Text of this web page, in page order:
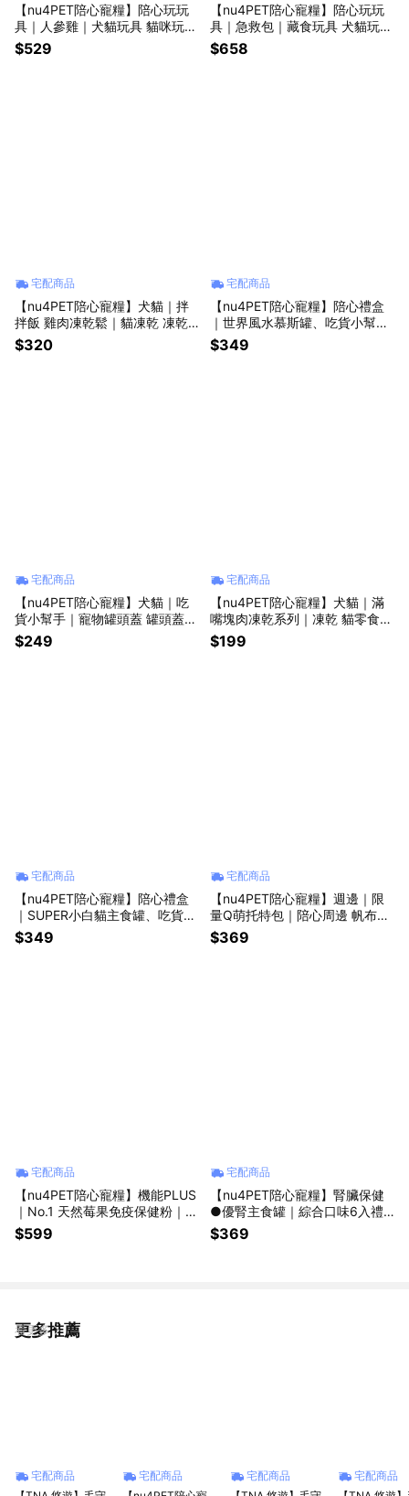
【nu4PET陪心寵糧】陪心玩玩
具｜人參雞｜犬貓玩具 貓咪玩具
狗狗玩具 寵物玩具 自嗨玩具 貓
玩具
$529
【nu4PET陪心寵糧】陪心玩玩
具｜急救包｜藏食玩具 犬貓玩具
貓咪玩具 狗狗玩具 寵物玩具 自
嗨玩具 貓玩具
$658
宅配商品
【nu4PET陪心寵糧】犬貓｜拌
拌飯 雞肉凍乾鬆｜貓凍乾 凍乾
鬆 貓零食 寵物凍乾 狗凍乾 凍乾
貓零食 寵物肉鬆
$320
宅配商品
【nu4PET陪心寵糧】陪心禮盒
｜世界風水慕斯罐、吃貨小幫手
｜寵物禮盒 寵物新手 貓咪禮盒
貓咪主食 寵物用品 寵物 貓咪 寵
$349
宅配商品
【nu4PET陪心寵糧】犬貓｜吃
貨小幫手｜寵物罐頭蓋 罐頭蓋
開罐器 罐頭勺 寵物勺 寵物湯匙
挖勺
$249
宅配商品
【nu4PET陪心寵糧】犬貓｜滿
嘴塊肉凍乾系列｜凍乾 貓零食
狗零食 寵物凍乾 寵物零食 毛孩
凍乾 原肉凍乾 貓食
$199
宅配商品
【nu4PET陪心寵糧】陪心禮盒
｜SUPER小白貓主食罐、吃貨小
幫手｜寵物禮盒 寵物新手 貓咪
禮盒 貓咪主食 寵物用品 寵物 貓
$349
宅配商品
【nu4PET陪心寵糧】週邊｜限
量Q萌托特包｜陪心周邊 帆布包
托特包 可愛帆布包 單肩包
$369
宅配商品
【nu4PET陪心寵糧】機能PLUS
｜No.1 天然莓果免疫保健粉｜寵
物免疫力 寵物保健品 貓咪保健
狗狗保健 寵物營養
$599
宅配商品
【nu4PET陪心寵糧】腎臟保健
●優腎主食罐｜綜合口味6入禮
盒(80g)｜貓罐禮盒 主食罐禮盒
陪心禮盒 貓主食禮盒 送禮自用
$369
更多推薦
看更多
宅配商品
宅配商品
宅配商品
宅配商品